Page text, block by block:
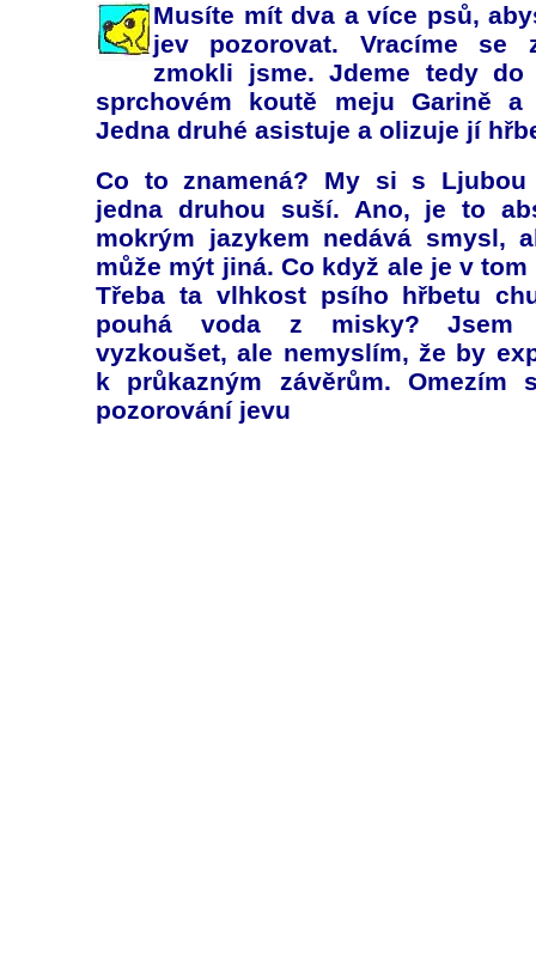
Musíte mít dva a více psů,
jev pozorovat. Vracíme se
zmokli jsme. Jdeme tedy do
sprchovém koutě meju Garině a
Jedna druhé asistuje a olizuje jí
Co to znamená? My si s Ljubou
jedna druhou suší. Ano, je to
mokrým jazykem nedává smysl,
může mýt jiná. Co když ale je v
Třeba ta vlhkost psího hřbetu
pouhá voda z misky? Jsem
vyzkoušet, ale nemyslím, že by
k průkazným závěrům. Omezím
pozorování jevu